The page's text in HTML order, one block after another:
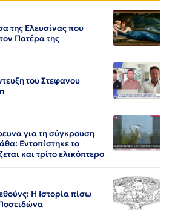
της Ελευσίνας που
Πατέρα της
του Στεφανου
για τη σύγκρουση
Εντοπίστηκε το
και τρίτο ελικόπτερο​​​​​​​​​​​​​​​​​​​​​​​​​​​​​​​​​​​​​​​​​​​​​​​​​​
Η Ιστορία πίσω